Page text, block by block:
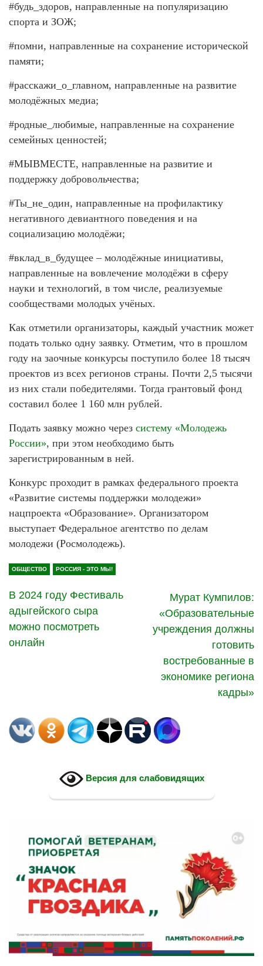
#будь_здоров, направленные на популяризацию
спорта и ЗОЖ;
#помни, направленные на сохранение исторической
памяти;
#расскажи_о_главном, направленные на развитие
молодёжных медиа;
#родные_любимые, направленные на сохранение
семейных ценностей;
#МЫВМЕСТЕ, направленные на развитие и
поддержку добровольчества;
#Ты_не_один, направленные на профилактику
негативного девиантного поведения и на
социализацию молодёжи;
#вклад_в_будущее – молодёжные инициативы,
направленные на вовлечение молодёжи в сферу
науки и технологий, в том числе, реализуемые
сообществами молодых учёных.
Как отметили организаторы, каждый участник может
подать только одну заявку. Отметим, что в прошлом
году на заочные конкурсы поступило более 18 тысяч
проектов из всех регионов страны. Почти 2,5 тысячи
из них стали победителями. Тогда грантовый фонд
составил более 1 160 млн рублей.
Подать заявку можно через систему «Молодежь
России», при этом необходимо быть
зарегистрированным в ней.
Конкурс проходит в рамках федерального проекта
«Развитие системы поддержки молодежи»
нацпроекта «Образование». Организатором
выступает Федеральное агентство по делам
молодежи (Росмолодежь).
ОБЩЕСТВО РОССИЯ - ЭТО МЫ!
В 2024 году Фестиваль
адыгейского сыра
можно посмотреть
онлайн
Мурат Кумпилов:
«Образовательные
учреждения должны
готовить
востребованные в
экономике региона
кадры»
Версия для слабовидящих